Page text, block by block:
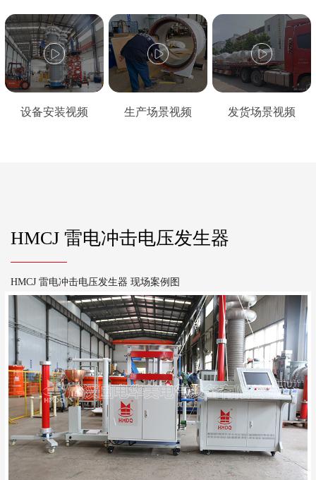
设备安装视频 生产场景视频 发货场景视频
HMCJ 雷电冲击电压发生器
HMCJ 雷电冲击电压发生器 现场案例图